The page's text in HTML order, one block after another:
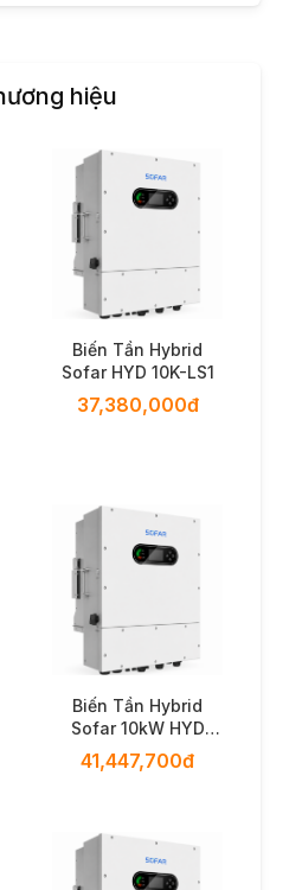
hiệu
Biến Tần Hybrid
Sofar HYD 10K-LS1
37,380,000đ
Biến Tần Hybrid
Sofar 10kW HYD
10K-LT1
41,447,700đ